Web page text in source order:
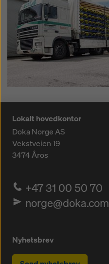
Lokalt hovedkontor
Doka Norge AS
Vekstveien 19
3474Åros
+47 31 00 50 70
norge@doka.com
Nyhetsbrev